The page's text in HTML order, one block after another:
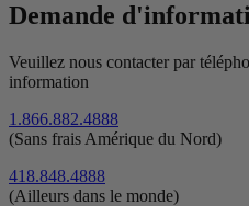
Demande
Veuillez nous contacter par
information
1.866.882.4888
(Sans frais Amérique du Nord)
418.848.4888
(Ailleurs dans le monde)